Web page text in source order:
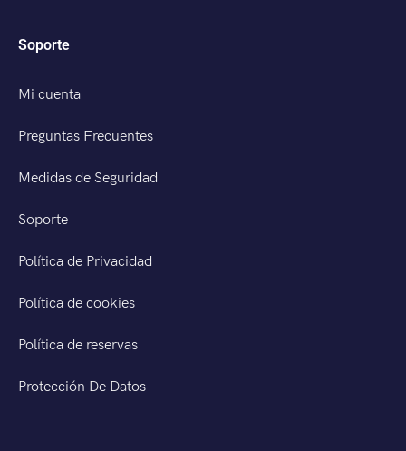
Soporte
Mi cuenta
Preguntas Frecuentes
Medidas de Seguridad
Soporte
Política de Privacidad
Política de cookies
Política de reservas
Protección De Datos